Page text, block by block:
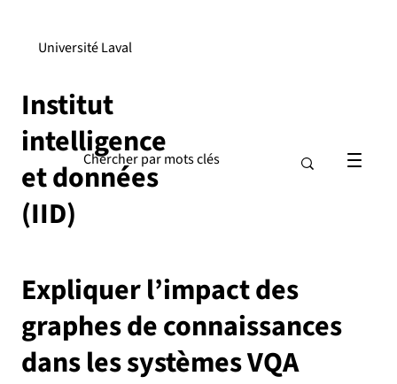
Institut
intelligence
et données
(IID)
Université Laval
Expliquer l’impact des
graphes de connaissances
dans les systèmes VQA